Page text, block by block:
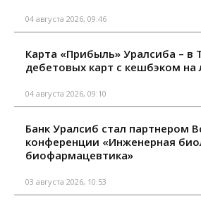
04 августа 2026, 09:46
Карта «Прибыль» Уралсиба – в
дебетовых карт с кешбэком на
04 августа 2026, 09:10
Банк Уралсиб стал партнером
конференции «Инженерная
биофармацевтика»
03 августа 2026, 10:53